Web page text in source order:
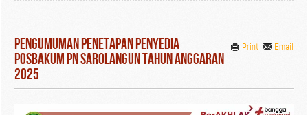
Email
Print
Pengumuman Penetapan Penyedia
Posbakum PN Sarolangun Tahun Anggaran
2025